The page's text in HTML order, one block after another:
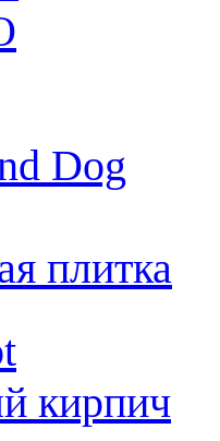
Dog
плитка
кирпич